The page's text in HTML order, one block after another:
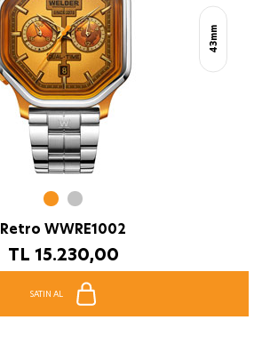
43mm
Retro WWRE1002
TL 15.230,00
SATIN AL